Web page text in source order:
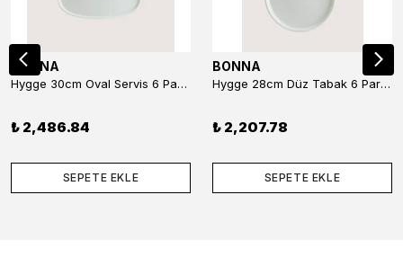
BONNA
Hygge 30cm Oval Servis 6 Parça
₺ 2,486.84
SEPETE EKLE
BONNA
Hygge 28cm Düz Tabak 6 Parça
₺ 2,207.78
SEPETE EKLE